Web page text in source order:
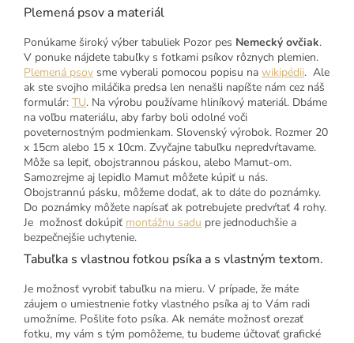
Plemená psov a materiál
Ponúkame široký výber tabuliek Pozor pes Nemecký ovčiak.
V ponuke nájdete tabuľky s fotkami psíkov rôznych plemien.
Plemená psov sme vyberali pomocou popisu na wikipédii. Ale
ak ste svojho miláčika predsa len nenašli napíšte nám cez náš
formulár: TU. Na výrobu používame hliníkový materiál. Dbáme
na voľbu materiálu, aby farby boli odolné voči
poveternostným podmienkam. Slovenský výrobok. Rozmer 20
x 15cm alebo 15 x 10cm. Zvyčajne tabuľku nepredvŕtavame.
Môže sa lepiť, obojstrannou páskou, alebo Mamut-om.
Samozrejme aj lepidlo Mamut môžete kúpiť u nás.
Obojstrannú pásku, môžeme dodať, ak to dáte do poznámky.
Do poznámky môžete napísať ak potrebujete predvŕtať 4 rohy.
Je možnosť dokúpiť montážnu sadu pre jednoduchšie a
bezpečnejšie uchytenie.
Tabuľka s vlastnou fotkou psíka a s vlastným textom.
Je možnosť vyrobiť tabuľku na mieru. V prípade, že máte
záujem o umiestnenie fotky vlastného psíka aj to Vám radi
umožníme. Pošlite foto psíka. Ak nemáte možnosť orezať
fotku, my vám s tým pomôžeme, tu budeme účtovať grafické